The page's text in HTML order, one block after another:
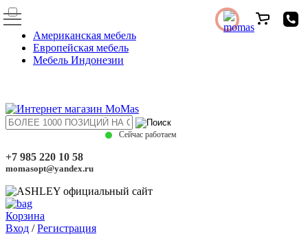
Американская мебель
Европейская мебель
Мебель Индонезии
Сейчас работаем
+7 985 220 10 58
momasopt@yandex.ru
Корзина
Вход /Регистрация